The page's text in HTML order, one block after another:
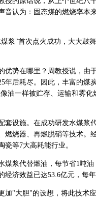
音认为：固态煤的燃烧率本
"首次点火成功，大大鼓
势在哪里？周教授说，由
年后耗尽。因此，丰富的煤
油一样被贮存、运输和雾
设施。在成功研发水煤浆
燃烧器、再燃脱硝等技术。
等7大高耗能行业。
代替燃油，每节省1吨油
济效益已达53.6亿元，每
"大胆"的设想，将此技术